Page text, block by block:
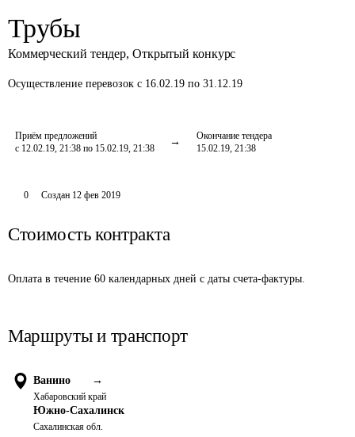
Трубы
Коммерческий тендер, Открытый конкурс
Осуществление перевозок с 16.02.19 по 31.12.19
Приём предложений
с 12.02.19, 21:38 по 15.02.19, 21:38
Окончание тендера
15.02.19, 21:38
0 Создан 12 фев 2019
Стоимость контракта
Оплата в течение 60 календарных дней с даты счета-фактуры.
Маршруты и транспорт
Ванино →
Хабаровский край
Южно-Сахалинск
Сахалинская обл.